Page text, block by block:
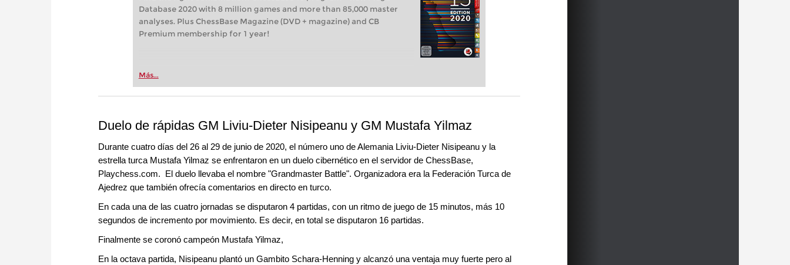
Database 2020 with 8 million games and more than 85,000 master
analyses. Plus ChessBase Magazine (DVD + magazine) and CB
Premium membership for 1 year!
Más...
Duelo de rápidas GM Liviu-Dieter Nisipeanu y GM Mustafa Yilmaz
Durante cuatro días del 26 al 29 de junio de 2020, el número uno de Alemania Liviu-Dieter Nisipeanu y la
estrella turca Mustafa Yilmaz se enfrentaron en un duelo cibernético en el servidor de ChessBase,
Playchess.com. El duelo llevaba el nombre "Grandmaster Battle". Organizadora era la Federación Turca de
Ajedrez que también ofrecía comentarios en directo en turco.
En cada una de las cuatro jornadas se disputaron 4 partidas, con un ritmo de juego de 15 minutos, más 10
segundos de incremento por movimiento. Es decir, en total se disputaron 16 partidas.
Finalmente se coronó campeón Mustafa Yilmaz,
En la octava partida, Nisipeanu plantó un Gambito Schara-Henning y alcanzó una ventaja muy fuerte pero al